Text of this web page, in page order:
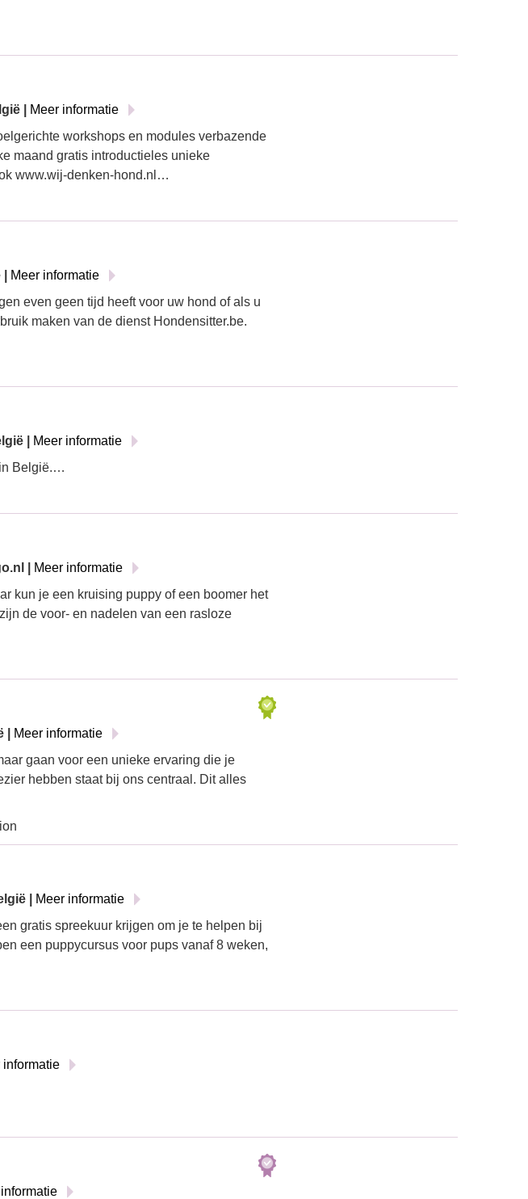
|
Meer informatie
workshops en modules verbazende
maand gratis introductieles unieke
www.wij-denken-hond.nl…
Meer informatie
even geen tijd heeft voor uw hond of als u
maken van de dienst Hondensitter.be.
|
Meer informatie
België.…
|
Meer informatie
kun je een kruising puppy of een boomer het
de voor- en nadelen van een rasloze
|
Meer informatie
gaan voor een unieke ervaring die je
hebben staat bij ons centraal. Dit alles
|
Meer informatie
gratis spreekuur krijgen om je te helpen bij
een puppycursus voor pups vanaf 8 weken,
informatie